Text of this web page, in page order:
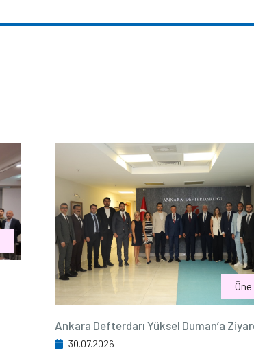
Öne
Ankara Defterdarı Yüksel Duman’a
30.07.2026